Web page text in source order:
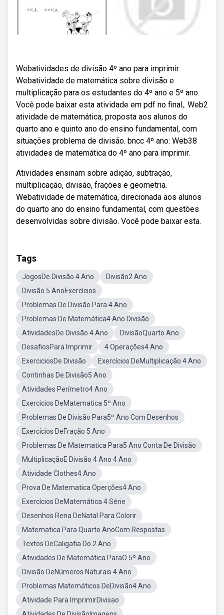
Webatividades de divisão 4º ano para imprimir.
Webatividade de matemática sobre divisão e
multiplicação para os estudantes do 4º ano e 5º ano.
Você pode baixar esta atividade em pdf no final,. Web2
atividade de matemática, proposta aos alunos do
quarto ano e quinto ano do ensino fundamental, com
situações problema de divisão. bncc 4º ano: Web38
atividades de matemática do 4º ano para imprimir.
Atividades ensinam sobre adição, subtração,
multiplicação, divisão, frações e geometria.
Webatividade de matemática, direcionada aos alunos
do quarto ano do ensino fundamental, com questões
desenvolvidas sobre divisão. Você pode baixar esta.
Tags
JogosDe Divisão 4 Ano
Divisão2 Ano
Divisão 5 AnoExercícios
Problemas De Divisão Para 4 Ano
Problemas De Matemática4 Ano Divisão
AtividadesDe Divisão 4 Ano
DivisãoQuarto Ano
DesafiosPara Imprimir
4 Operações4 Ano
ExerciciosDe Divisão
Exercícios DeMultiplicação 4 Ano
Continhas De Divisão5 Ano
Atividades Perímetro4 Ano
Exercicios DeMatematica 5º Ano
Problemas De Divisão Para5º Ano Com Desenhos
Exercícios DeFração 5 Ano
Problemas De Matematica Para5 Ano Conta De Divisão
MultiplicaçãoE Divisão 4 Ano 4 Ano
Atividade Clothes4 Ano
Prova De Matematica Operções4 Ano
Exercícios DeMatemática 4 Série
Desenhos Rena DeNatal Para Colorir
Matematica Para Quarto AnoCom Respostas
Textos DeCaligafia Do 2 Ano
Atividades De Matemática ParaO 5º Ano
Divisão DeNúmeros Naturais 4 Ano
Problemas Matemáticos DeDivisão4 Ano
Atividade Para ImprimirDivisao